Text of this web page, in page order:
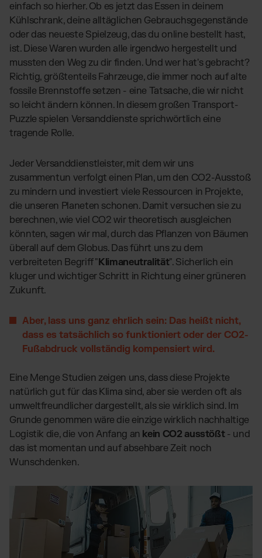
einfach so hierher. Ob es jetzt das Essen in deinem
Kühlschrank, deine alltäglichen Gebrauchsgegenstände
oder das neueste Spielzeug, das du online bestellt hast,
ist. Diese Waren wurden alle irgendwo hergestellt und
mussten den Weg zu dir finden. Und wer hat's gebracht?
Richtig, größtenteils Fahrzeuge, die immer noch auf alte
fossile Brennstoffe setzen - eine Tatsache, die wir nicht
so leicht ändern können. In diesem großen Transport-
Puzzle spielen Versanddienste sprichwörtlich eine
tragende Rolle.
Jeder Versanddienstleister, mit dem wir uns
zusammentun verfolgt einen Plan, um den CO2-Ausstoß
zu mindern und investiert viele Ressourcen in Projekte,
die unseren Planeten schonen. Damit versuchen sie zu
berechnen, wie viel CO2 wir theoretisch ausgleichen
könnten, sagen wir mal, durch das Pflanzen von Bäumen
überall auf dem Globus. Das führt uns zu dem
verbreiteten Begriff "Klimaneutralität". Sicherlich ein
kluger und wichtiger Schritt in Richtung einer grüneren
Zukunft.
Aber, lass uns ganz ehrlich sein: Das heißt nicht,
dass es tatsächlich so funktioniert oder der CO2-
Fußabdruck vollständig kompensiert wird.
Eine Menge Studien zeigen uns, dass diese Projekte
natürlich gut für das Klima sind, aber sie werden oft als
umweltfreundlicher dargestellt, als sie wirklich sind. Im
Grunde genommen wäre die einzige wirklich nachhaltige
Logistik die, die von Anfang an kein CO2 ausstößt - und
das ist momentan und auf absehbare Zeit noch
Wunschdenken.